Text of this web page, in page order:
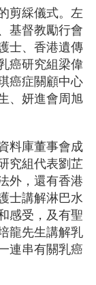
剪綵儀式。左
基督教勵行會
士、香港遺傳
癌研究組梁偉
癌症關顧中心
、妍進會周旭
料庫董事會成
究組代表劉芷
外，還有香港
士講解淋巴水
感受，及有聖
龍先生講解乳
連串有關乳癌